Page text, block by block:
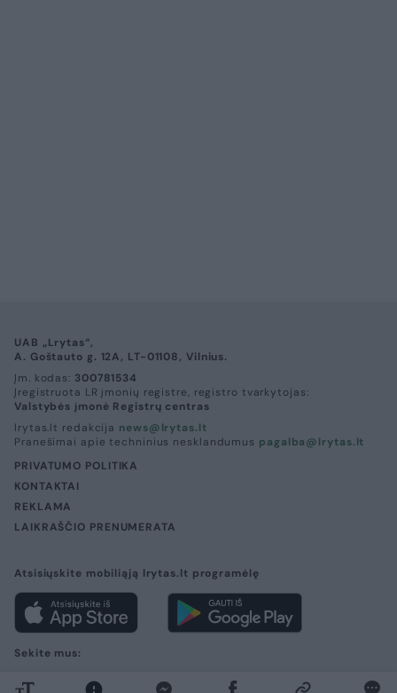
UAB „Lrytas“,
A. Goštauto g. 12A, LT-01108, Vilnius.
Įm. kodas: 300781534
Įregistruota LR įmonių registre, registro tvarkytojas:
Valstybės įmonė Registrų centras
lrytas.lt redakcija news@lrytas.lt
Pranešimai apie techninius nesklandumus pagalba@lrytas.lt
PRIVATUMO POLITIKA
KONTAKTAI
REKLAMA
LAIKRAŠČIO PRENUMERATA
Atsisiųskite mobiliąją lrytas.lt programėlę
Sekite mus:
Visos teisės saugomos. © 2026 UAB „Lrytas“.Kopijuoti, dauginti, platinti galima